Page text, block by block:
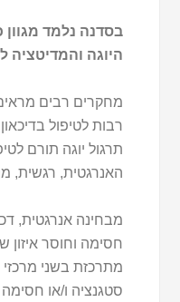
בסדנה נלמד מגוון
היוגה והמדיטציה
מחקרים רבים
רבות לטיפול
תרגול יוגה תורם
האנרגטית, רגשית,
מבחינה אנרגטית,
חסימה וחוסר איזון
מתרכזת בשני מרכזי
סטגנציה ו/או